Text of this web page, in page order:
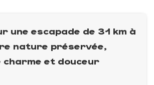
une escapade de 31 km à
nature préservée,
charme et douceur